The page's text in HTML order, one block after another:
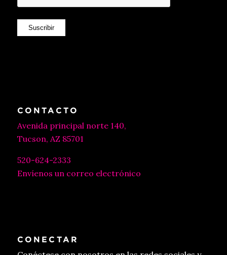
Suscribir
CONTACTO
Avenida principal norte 140,
Tucson, AZ 85701
520-624-2333
Envíenos un correo electrónico
CONECTAR